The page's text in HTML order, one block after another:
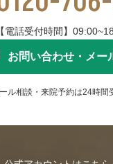
【電話受付時間】
お問い合わせ・メー
ル相談・来院予約は24時間